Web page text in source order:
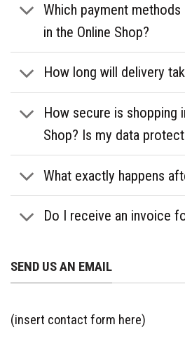
Which payment
in the Online Shop?
How long will delivery
How secure is shopping
Shop? Is my data
What exactly happens
Do I receive an invoice
SEND US AN EMAIL
(insert contact form here)